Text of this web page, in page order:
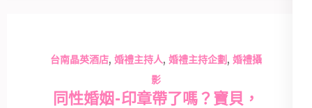
台南晶英酒店, 婚禮主持人, 婚禮主持企劃 , 婚禮攝
影
同性婚姻-印章帶了嗎？寶貝，